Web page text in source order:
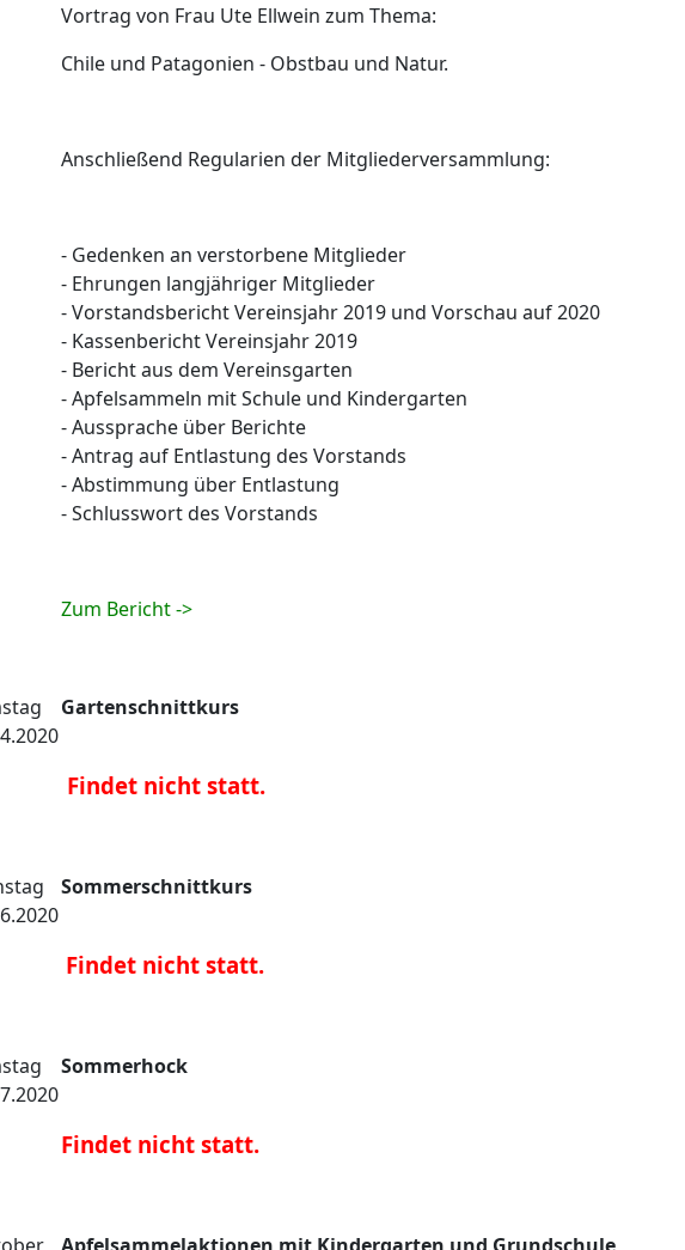
Vortrag von Frau Ute Ellwein zum Thema:
Chile und Patagonien - Obstbau und Natur.
Anschließend Regularien der Mitgliederversammlung:
- Gedenken an verstorbene Mitglieder
- Ehrungen langjähriger Mitglieder
- Vorstandsbericht Vereinsjahr 2019 und Vorschau auf 2020
- Kassenbericht Vereinsjahr 2019
- Bericht aus dem Vereinsgarten
- Apfelsammeln mit Schule und Kindergarten
- Aussprache über Berichte
- Antrag auf Entlastung des Vorstands
- Abstimmung über Entlastung
- Schlusswort des Vorstands
Zum Bericht ->
Gartenschnittkurs
Findet nicht statt.
Sommerschnittkurs
Findet nicht statt.
Sommerhock
Findet nicht statt.